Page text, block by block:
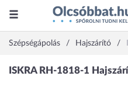
Szépségápolás Hajszárító